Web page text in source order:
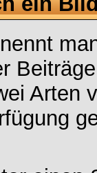
Arten